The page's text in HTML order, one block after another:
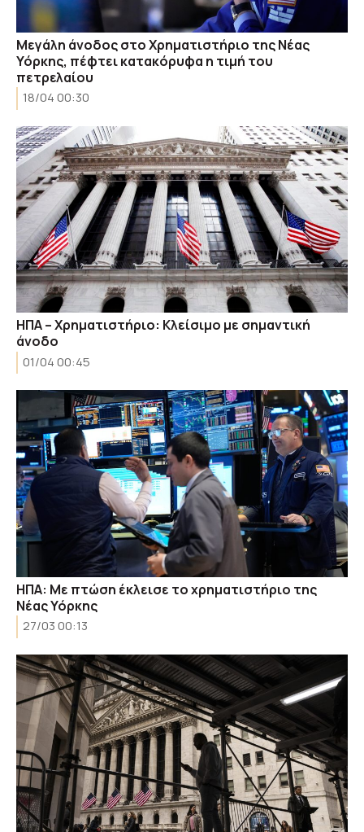
Μεγάλη άνοδος στο Χρηματιστήριο της Νέας
Υόρκης, πέφτει κατακόρυφα η τιμή του
πετρελαίου
18/04 00:30
ΗΠΑ – Χρηματιστήριο: Κλείσιμο με σημαντική
άνοδο
01/04 00:45
ΗΠΑ: Με πτώση έκλεισε το χρηματιστήριο της
Νέας Υόρκης
27/03 00:13